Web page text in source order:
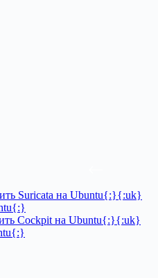
Suricata на Ubuntu{:}{:uk}
Cockpit на Ubuntu{:}{:uk}